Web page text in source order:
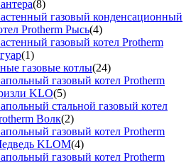
(8)
газовый конденсационный
Protherm Рысь(4)
газовый котел Protherm
(1)
газовые котлы(24)
газовый котел Protherm
KLO(5)
стальной газовый котел
Волк(2)
газовый котел Protherm
KLOM(4)
газовый котел Protherm